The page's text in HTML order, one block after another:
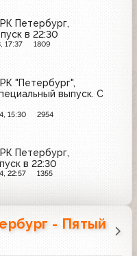
Петербург,
в 22:30
17:37 1809
"Петербург",
выпуск. С
15:30 2954
Петербург,
в 22:30
22:57 1355
- Пятый